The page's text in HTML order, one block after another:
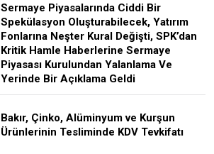
Sermaye Piyasalarında Ciddi Bir
Spekülasyon Oluşturabilecek, Yatırım
Fonlarına Neşter Kural Değişti, SPK’dan
Kritik Hamle Haberlerine Sermaye
Piyasası Kurulundan Yalanlama Ve
Yerinde Bir Açıklama Geldi
Bakır, Çinko, Alüminyum ve Kurşun
Ürünlerinin Tesliminde KDV Tevkifatı